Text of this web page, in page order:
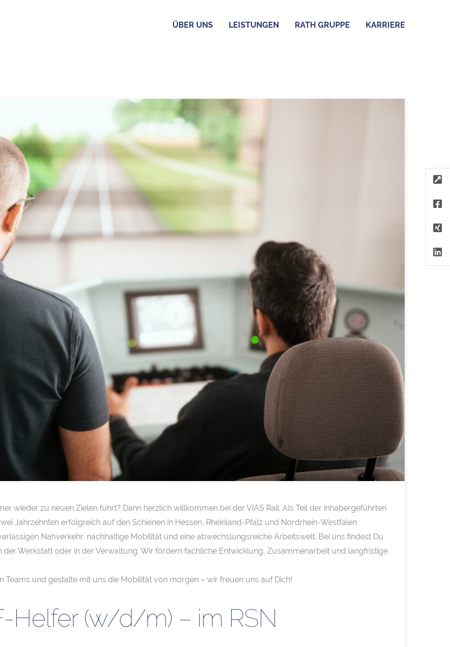
ÜBER UNS LEISTUNGEN RATH GRUPPE KARRIERE
wieder zu neuen Zielen führt? Dann herzlich willkommen bei der VIAS Rail. Als Teil der inhabergeführten
Jahrzehnten erfolgreich auf den Schienen in Hessen, Rheinland-Pfalz und Nordrhein-Westfalen
Nahverkehr, nachhaltige Mobilität und eine abwechslungsreiche Arbeitswelt. Bei uns findest Du
der Werkstatt oder in der Verwaltung. Wir fördern fachliche Entwicklung, Zusammenarbeit und langfristige
Teams und gestalte mit uns die Mobilität von morgen – wir freuen uns auf Dich!
Helfer (w/d/m) – im RSN